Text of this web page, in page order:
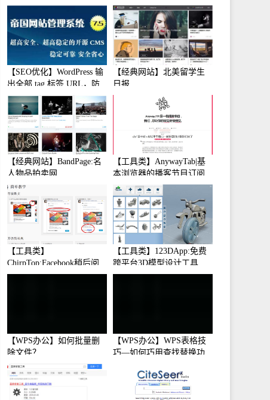
机保护
【SEO优化】WordPress 输
出全部 tag 标签 URL，防
止中文转码
【经典网站】北美留学生
日报
【经典网站】BandPage:名
人物品拍卖网
【工具类】AnywayTab|基
本浏览器的播客节目订阅
【工具类】
ChirpTop:Facebook稍后阅
读工具
【工具类】123DApp:免费
跨平台3D模型设计工具
【WPS办公】如何批量删
除文件？
【WPS办公】WPS表格技
巧—如何巧用查找替换功